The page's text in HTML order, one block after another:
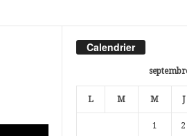
Calendrier
L M M J
1 2